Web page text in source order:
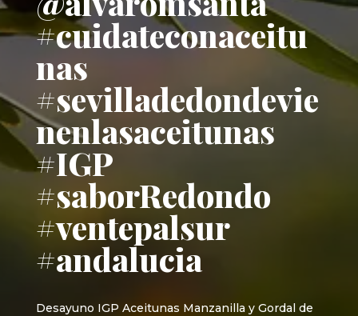
#cuidateconaceitu
nas
#sevilladedondevie
nenlasaceitunas
#IGP
#saborRedondo
#ventepalsur
#andalucia
Desayuno IGP Aceitunas Manzanilla y Gordal de